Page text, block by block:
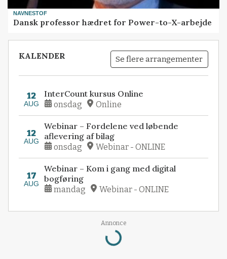
NAVNESTOF
Dansk professor hædret for Power-to-X-arbejde
KALENDER Se flere arrangementer
12
AUG
InterCount kursus Online
onsdag Online
12
AUG
Webinar – Fordelene ved løbende
aflevering af bilag
onsdag Webinar - ONLINE
17
AUG
Webinar – Kom i gang med digital
bogføring
mandag Webinar - ONLINE
Annonce
Loading...